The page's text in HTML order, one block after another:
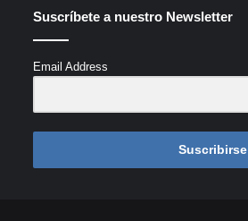
Suscríbete a nuestro Newsletter
Email Address
Suscribirse